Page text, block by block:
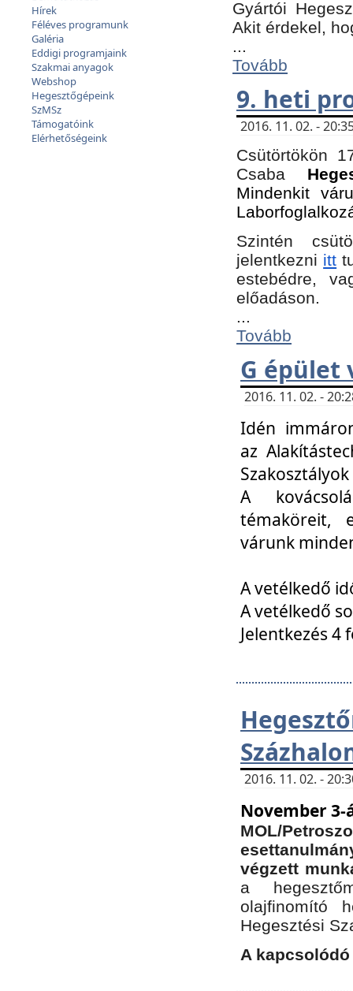
Hírek
Féléves programunk
Galéria
Eddigi programjaink
Szakmai anyagok
Webshop
Hegesztőgépeink
SzMSz
Támogatóink
Elérhetőségeink
Gyártói
Akit érdekel,
...
Tovább
9. heti
2016. 11. 02. -
Csütörtökön
Csaba
Mindenkit
Szintén
jelentkezni itt
estebédre,
előadáson.
...
Tovább
G épület
2016. 11. 02. -
Idén
az
A
témaköreit,
várunk
A vetélkedő
A vetélkedő
Jelentkezés 4
2016. 11. 02. -
November
MOL/
végzett
a
olajfinomító
Hegesztési
A